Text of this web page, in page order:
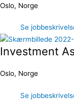
Oslo, Norge
Se
Investment
Oslo, Norge
Se